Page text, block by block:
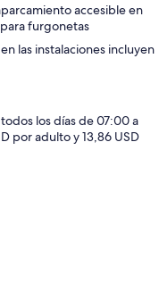
accesible en
furgonetas
las instalaciones incluyen
los días de 07:00 a
por adulto y 13,86 USD